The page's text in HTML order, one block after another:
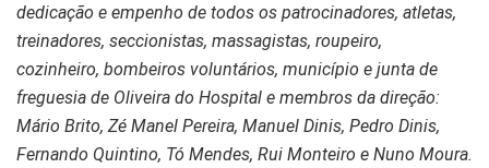
dedicação e empenho de todos os patrocinadores, atletas,
treinadores, seccionistas, massagistas, roupeiro,
cozinheiro, bombeiros voluntários, município e junta de
freguesia de Oliveira do Hospital e membros da direção:
Mário Brito, Zé Manel Pereira, Manuel Dinis, Pedro Dinis,
Fernando Quintino, Tó Mendes, Rui Monteiro e Nuno Moura.